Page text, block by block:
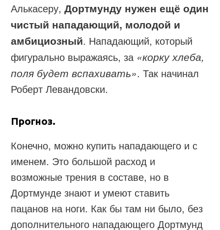
Алькасеру,Дортмунду нужен ещё один
чистый нападающий, молодой и
амбициозный. Нападающий, который
фигурально выражаясь, за «корку хлеба,
поля будет вспахивать». Так начинал
Роберт Левандовски.
Прогноз.
Конечно, можно купить нападающего и с
именем. Это большой расход и
возможные трения в составе, но в
Дортмунде знают и умеют ставить
пацанов на ноги. Как бы там ни было, без
дополнительного нападающего Дортмунд